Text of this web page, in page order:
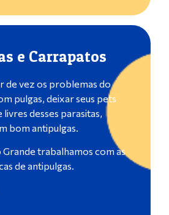
e Carrapatos
de vez os problemas do
pulgas, deixar seus pets
livres desses parasitas,
bom antipulgas.
Grande trabalhamos com as
de antipulgas.